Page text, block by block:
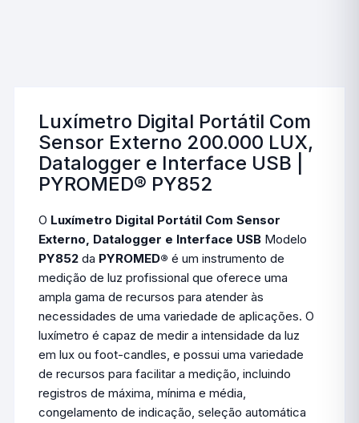
Luxímetro Digital Portátil Com
Sensor Externo 200.000 LUX,
Datalogger e Interface USB |
PYROMED® PY852
O Luxímetro Digital Portátil Com Sensor
Externo, Datalogger e Interface USB Modelo
PY852 da PYROMED® é um instrumento de
medição de luz profissional que oferece uma
ampla gama de recursos para atender às
necessidades de uma variedade de aplicações. O
luxímetro é capaz de medir a intensidade da luz
em lux ou foot-candles, e possui uma variedade
de recursos para facilitar a medição, incluindo
registros de máxima, mínima e média,
congelamento de indicação, seleção automática